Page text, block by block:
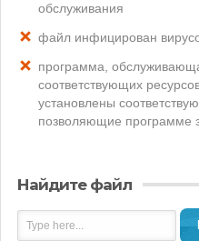
обслуживания
файл инфицирован
программа,
соответствующих
установлены
позволяющие программе
Найдите файл